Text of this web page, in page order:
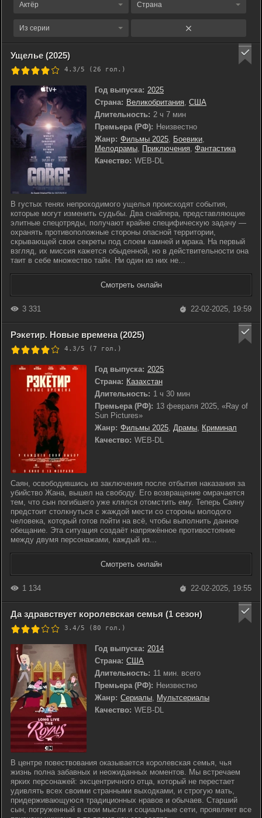
Актёр Страна
Из серии
Ущелье (2025)
4.3/5 ( 26 гол.)
Год выпуска: 2025
Страна: Великобритания, США
Длительность: 2 ч 7 мин
Премьера (РФ): Неизвестно
Жанр: Фильмы 2025, Боевики,
Мелодрамы, Приключения, Фантастика
Качество: WEB-DL
В густых тенях непроходимого ущелья происходят события,
которые могут изменить судьбы. Два снайпера, представляющие
элитные спецотряды, получают крайне специфическую задачу —
охранять противоположные стороны опасной территории,
скрывающей свои секреты под слоем камней и мрака. На первый
взгляд, их миссия кажется обыденной, но в действительности она
таит в себе множество тайн. Ни один из них не...
Смотреть онлайн
3 331 22-02-2025, 19:59
Рэкетир. Новые времена (2025)
4.3/5 (7 гол.)
Год выпуска: 2025
Страна: Казахстан
Длительность: 1 ч 30 мин
Премьера (РФ): 13 февраля 2025, «Ray of
Sun Pictures»
Жанр: Фильмы 2025, Драмы, Криминал
Качество: WEB-DL
Саян, освободившись из заключения после отбытия наказания за
убийство Жана, вышел на свободу. Его возвращение омрачается
тем, что сын погибшего уже клялся отомстить ему. Теперь Саяну
предстоит столкнуться с жаждой мести со стороны молодого
человека, который готов пойти на всё, чтобы выполнить данное
обещание. Эта ситуация создаёт напряжённое противостояние
между двумя персонажами, каждый из...
Смотреть онлайн
1 134 22-02-2025, 19:55
Да здравствует королевская семья (1 сезон)
3.4/5 (80 гол.)
Год выпуска: 2014
Страна: США
Длительность: 11 мин. всего
Премьера (РФ): Неизвестно
Жанр: Сериалы, Мультсериалы
Качество: WEB-DL
В центре повествования оказывается королевская семья, чья
жизнь полна забавных и неожиданных моментов. Мы встречаем
ярких персонажей: эксцентричного отца, который не перестает
удивлять всех своими странными выходками, и строгую мать,
придерживающуюся традиционных нравов и обычаев. Старший
сын, погруженный в свои мысли и социальные сети, проявляет все